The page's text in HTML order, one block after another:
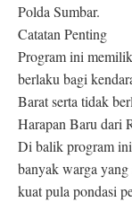
Polda Sumbar.
Catatan Penting
Program ini
berlaku bagi
Barat serta tidak
Harapan Baru dari
Di balik program
banyak warga yang
kuat pula pondasi